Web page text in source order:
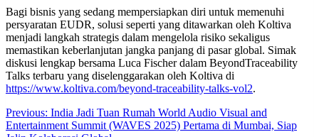
Bagi bisnis yang sedang mempersiapkan diri untuk memenuhi
persyaratan EUDR, solusi seperti yang ditawarkan oleh Koltiva
menjadi langkah strategis dalam mengelola risiko sekaligus
memastikan keberlanjutan jangka panjang di pasar global. Simak
diskusi lengkap bersama Luca Fischer dalam BeyondTraceability
Talks terbaru yang diselenggarakan oleh Koltiva di
https://www.koltiva.com/beyond-traceability-talks-vol2.
Post
Previous: India Jadi Tuan Rumah World Audio Visual and
Entertainment Summit (WAVES 2025) Pertama di Mumbai, Siap